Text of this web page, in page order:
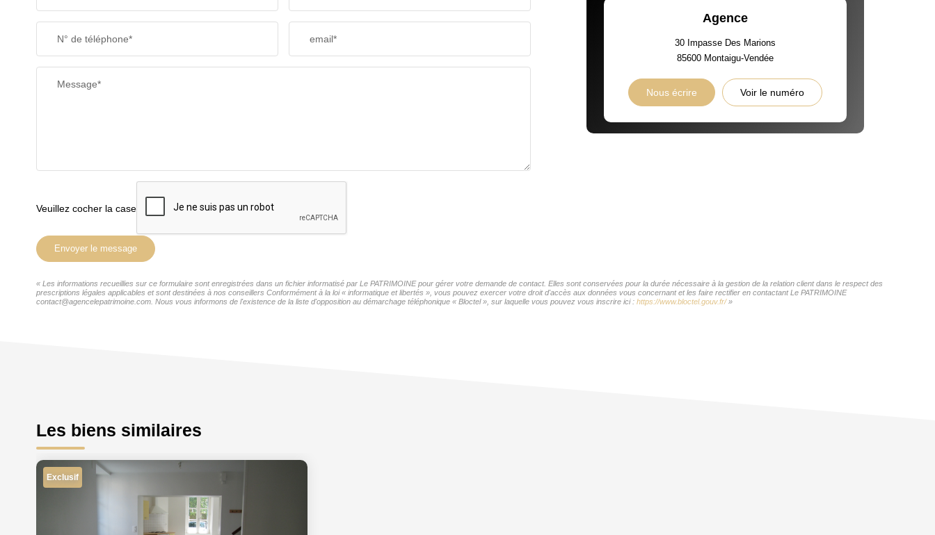
N° de téléphone* email*
Message*
Veuillez cocher la case
Envoyer le message
Agence
30 Impasse Des Marions
85600 Montaigu-Vendée
Nous écrire Voir le numéro
« Les informations recueillies sur ce formulaire sont enregistrées dans un fichier informatisé par Le PATRIMOINE pour gérer votre demande de contact. Elles sont conservées pour la durée nécessaire à la gestion de la relation client dans le respect des
prescriptions légales applicables et sont destinées à nos conseillers Conformément à la loi « informatique et libertés », vous pouvez exercer votre droit d'accès aux données vous concernant et les faire rectifier en contactant Le PATRIMOINE
contact@agencelepatrimoine.com. Nous vous informons de l'existence de la liste d'opposition au démarchage téléphonique « Bloctel », sur laquelle vous pouvez vous inscrire ici : https://www.bloctel.gouv.fr/»
Les biens similaires
Exclusif